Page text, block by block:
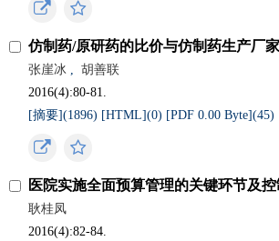
仿制药/原研药的比价与仿制药生产厂
张崖冰 ,
胡善联
2016(4):80-81.
[摘要](1896) [HTML](0) [PDF 0.00 Byte](45)
医院实施全面预算管理的关键环节及
耿桂凤
2016(4):82-84.